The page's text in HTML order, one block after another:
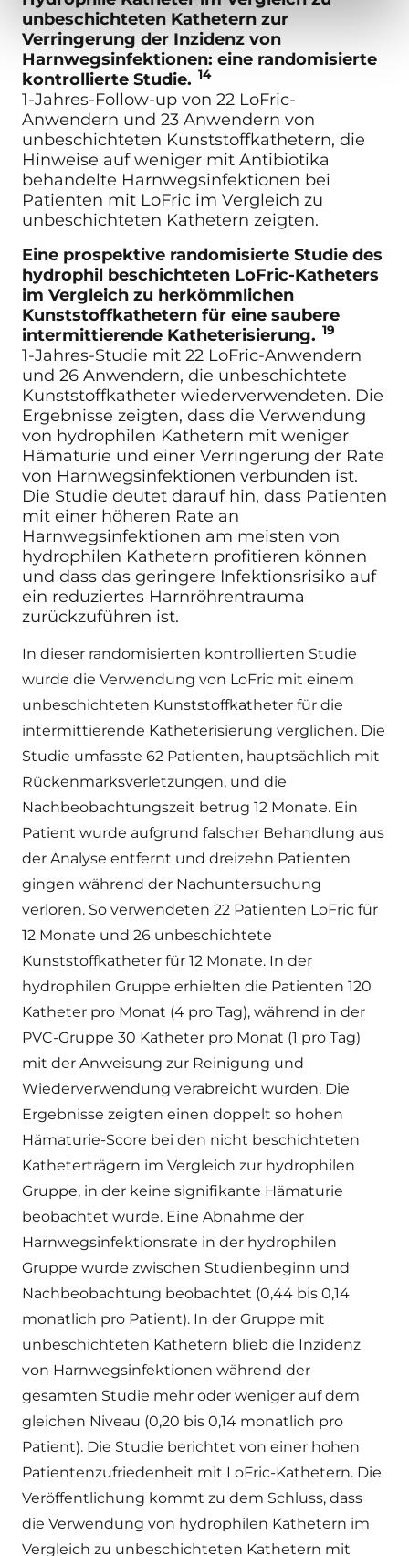
unbeschichteten Kathetern zur
Verringerung der Inzidenz von
Harnwegsinfektionen: eine randomisierte
kontrollierte Studie. 14
1-Jahres-Follow-up von 22 LoFric-
Anwendern und 23 Anwendern von
unbeschichteten Kunststoffkathetern, die
Hinweise auf weniger mit Antibiotika
behandelte Harnwegsinfektionen bei
Patienten mit LoFric im Vergleich zu
unbeschichteten Kathetern zeigten.
Eine prospektive randomisierte Studie des
hydrophil beschichteten LoFric-Katheters
im Vergleich zu herkömmlichen
Kunststoffkathetern für eine saubere
intermittierende Katheterisierung. 19
1-Jahres-Studie mit 22 LoFric-Anwendern
und 26 Anwendern, die unbeschichtete
Kunststoffkatheter wiederverwendeten. Die
Ergebnisse zeigten, dass die Verwendung
von hydrophilen Kathetern mit weniger
Hämaturie und einer Verringerung der Rate
von Harnwegsinfektionen verbunden ist.
Die Studie deutet darauf hin, dass Patienten
mit einer höheren Rate an
Harnwegsinfektionen am meisten von
hydrophilen Kathetern profitieren können
und dass das geringere Infektionsrisiko auf
ein reduziertes Harnröhrentrauma
zurückzuführen ist.
In dieser randomisierten kontrollierten Studie
wurde die Verwendung von LoFric mit einem
unbeschichteten Kunststoffkatheter für die
intermittierende Katheterisierung verglichen. Die
Studie umfasste 62 Patienten, hauptsächlich mit
Rückenmarksverletzungen, und die
Nachbeobachtungszeit betrug 12 Monate. Ein
Patient wurde aufgrund falscher Behandlung aus
der Analyse entfernt und dreizehn Patienten
gingen während der Nachuntersuchung
verloren. So verwendeten 22 Patienten LoFric für
12 Monate und 26 unbeschichtete
Kunststoffkatheter für 12 Monate. In der
hydrophilen Gruppe erhielten die Patienten 120
Katheter pro Monat (4 pro Tag), während in der
PVC-Gruppe 30 Katheter pro Monat (1 pro Tag)
mit der Anweisung zur Reinigung und
Wiederverwendung verabreicht wurden. Die
Ergebnisse zeigten einen doppelt so hohen
Hämaturie-Score bei den nicht beschichteten
Katheterträgern im Vergleich zur hydrophilen
Gruppe, in der keine signifikante Hämaturie
beobachtet wurde. Eine Abnahme der
Harnwegsinfektionsrate in der hydrophilen
Gruppe wurde zwischen Studienbeginn und
Nachbeobachtung beobachtet (0,44 bis 0,14
monatlich pro Patient). In der Gruppe mit
unbeschichteten Kathetern blieb die Inzidenz
von Harnwegsinfektionen während der
gesamten Studie mehr oder weniger auf dem
gleichen Niveau (0,20 bis 0,14 monatlich pro
Patient). Die Studie berichtet von einer hohen
Patientenzufriedenheit mit LoFric-Kathetern. Die
Veröffentlichung kommt zu dem Schluss, dass
die Verwendung von hydrophilen Kathetern im
Vergleich zu unbeschichteten Kathetern mit